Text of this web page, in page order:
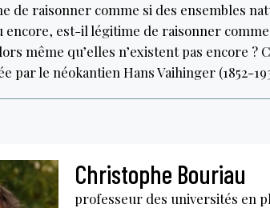
de raisonner comme si des ensembles
est-il légitime de raisonner
même qu’elles n’existent pas encore ?
par le néokantien Hans Vaihinger (1852-
Christophe Bouriau
professeur des universités en